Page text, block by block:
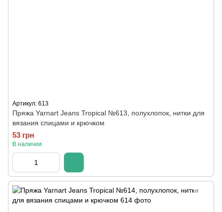
Артикул: 613
Пряжа Yarnart Jeans Tropical №613, полухлопок, нитки для
вязания спицами и крючком
53 грн
В наличии